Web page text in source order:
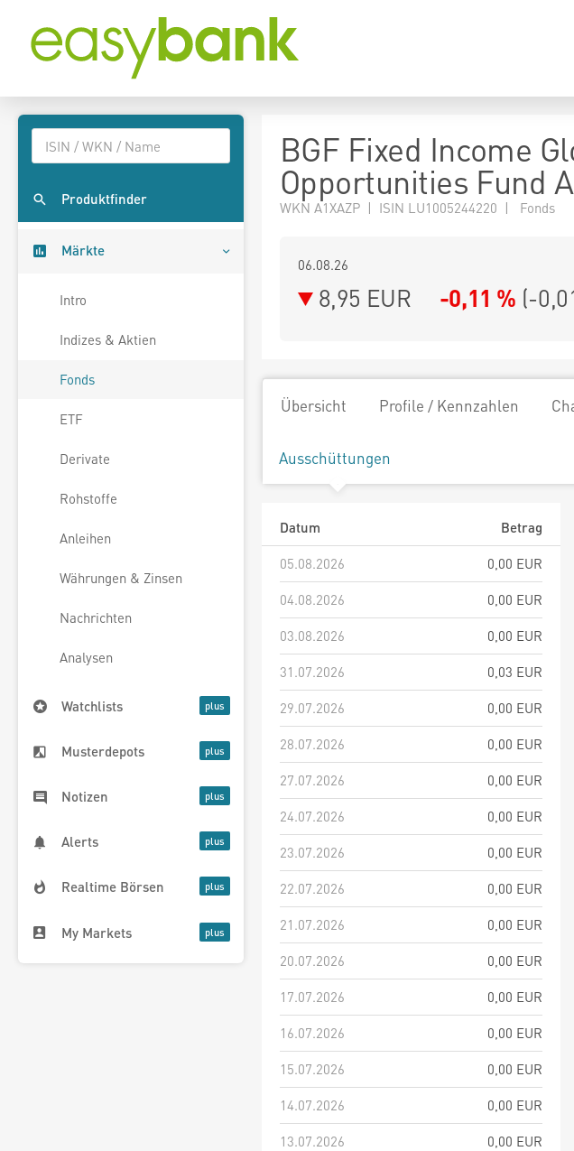
Produktfinder
Märkte
Intro
Indizes & Aktien
Fonds
ETF
Derivate
Rohstoffe
Anleihen
Währungen & Zinsen
Nachrichten
Analysen
Watchlists
Musterdepots
Notizen
Alerts
Realtime Börsen
My Markets
BGF Fixed Income
Opportunities Fund
WKN A1XAZP | ISIN LU1005244220 | Fonds
06.08.26
8,95 EUR -0,11 % (-
Übersicht Profile / Kennzahlen
Ausschüttungen
Datum
Betrag
05.08.2026
0,00 EUR
04.08.2026
0,00 EUR
03.08.2026
0,00 EUR
31.07.2026
0,03 EUR
29.07.2026
0,00 EUR
28.07.2026
0,00 EUR
27.07.2026
0,00 EUR
24.07.2026
0,00 EUR
23.07.2026
0,00 EUR
22.07.2026
0,00 EUR
21.07.2026
0,00 EUR
20.07.2026
0,00 EUR
17.07.2026
0,00 EUR
16.07.2026
0,00 EUR
15.07.2026
0,00 EUR
14.07.2026
0,00 EUR
13.07.2026
0,00 EUR